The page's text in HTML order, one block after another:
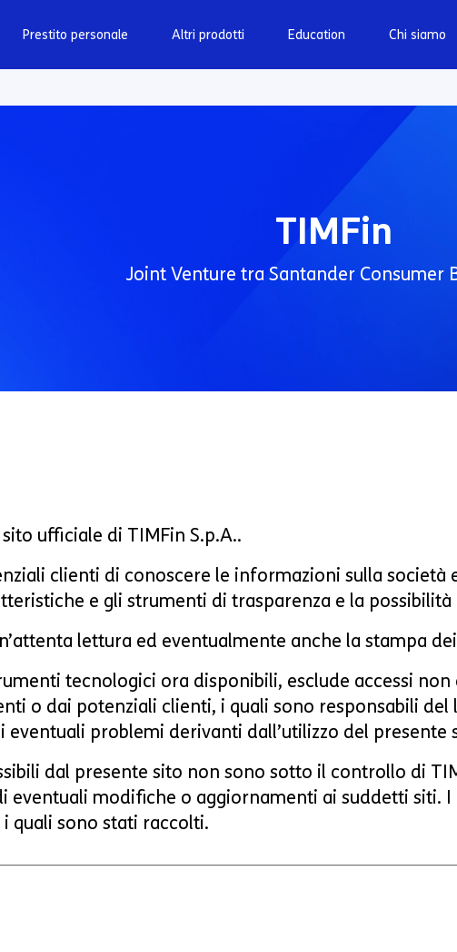
Prestito personale Altri prodotti Education Chi siamo
TIMFin
Joint Venture tra Santander Consumer
ufficiale di TIMFin S.p.A..
clienti di conoscere le informazioni sulla società
e gli strumenti di trasparenza e la
lettura ed eventualmente anche la stampa
tecnologici ora disponibili, esclude accessi
o dai potenziali clienti, i quali sono responsabili del
eventuali problemi derivanti dall’utilizzo del presente
dal presente sito non sono sotto il controllo di
eventuali modifiche o aggiornamenti ai suddetti siti.
quali sono stati raccolti.